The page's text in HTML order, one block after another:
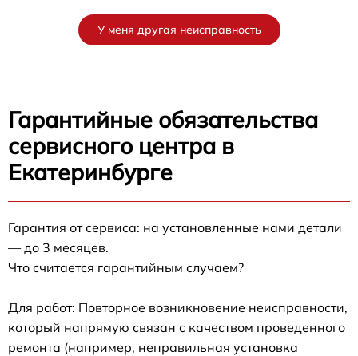
У меня другая неисправность
Гарантийные обязательства
сервисного центра в
Екатеринбурге
Гарантия от сервиса: на установленные нами детали
— до 3 месяцев.
Что считается гарантийным случаем?
Для работ: Повторное возникновение неисправности,
который напрямую связан с качеством проведенного
ремонта (например, неправильная установка